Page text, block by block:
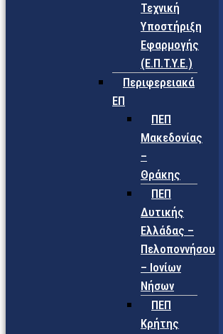
Τεχνική
Υποστήριξη
Εφαρμογής
(Ε.Π.Τ.Υ.Ε.)
Περιφερειακά
ΕΠ
ΠΕΠ
Μακεδονίας
–
Θράκης
ΠΕΠ
Δυτικής
Ελλάδας –
Πελοποννήσου
– Ιονίων
Νήσων
ΠΕΠ
Κρήτης